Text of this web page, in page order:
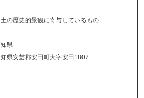
土の歴史的景観に寄与しているもの
県
県安芸郡安田町大字安田1807